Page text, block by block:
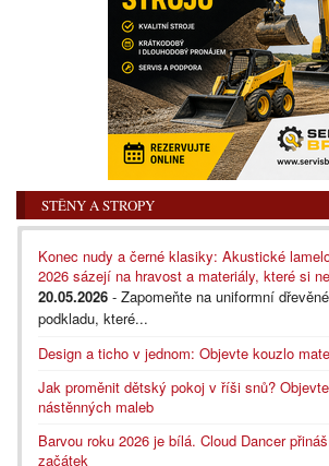
STĚNY A STROPY
Konec nudy a černé klasiky: Akustické
2026 sázejí na hravost a materiály, které si
20.05.2026 - Zapomeňte na uniformní
podkladu, které...
Design a ticho v jednom: Objevte kouzlo
Jak proměnit dětský pokoj v říši snů?
nástěnných maleb
Barvou roku 2026 je bílá. Cloud Dancer
začátek